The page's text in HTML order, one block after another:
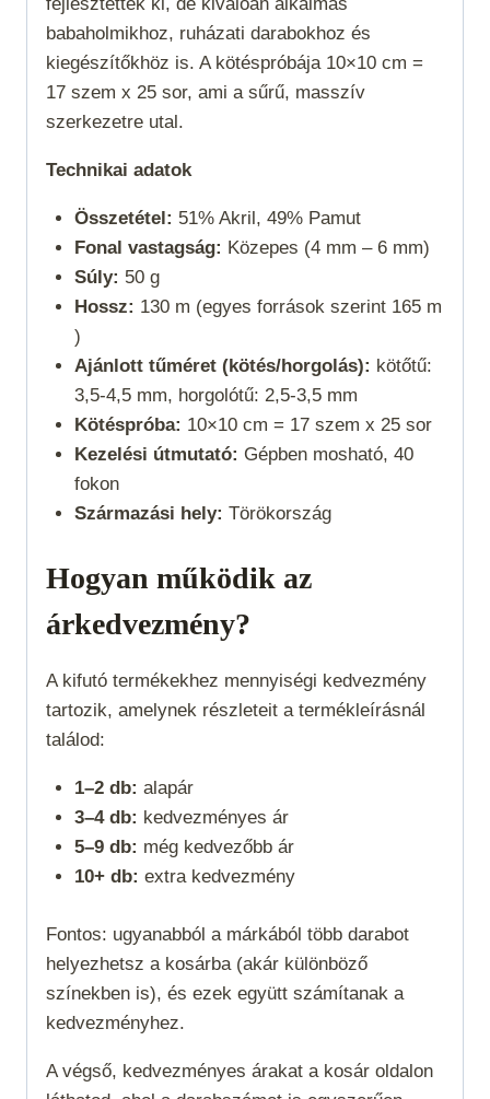
babaholmikhoz, ruházati darabokhoz és
kiegészítőkhöz is. A kötéspróbája 10×10 cm =
17 szem x 25 sor, ami a sűrű, masszív
szerkezetre utal.
Technikai adatok
Összetétel: 51% Akril, 49% Pamut
Fonal vastagság: Közepes (4 mm – 6 mm)
Súly: 50 g
Hossz: 130 m (egyes források szerint 165 m
)
Ajánlott tűméret (kötés/horgolás): kötőtű:
3,5-4,5 mm, horgolótű: 2,5-3,5 mm
Kötéspróba: 10×10 cm = 17 szem x 25 sor
Kezelési útmutató: Gépben mosható, 40
fokon
Származási hely: Törökország
Hogyan működik az
árkedvezmény?
A kifutó termékekhez mennyiségi kedvezmény
tartozik, amelynek részleteit a termékleírásnál
találod:
1–2 db: alapár
3–4 db: kedvezményes ár
5–9 db: még kedvezőbb ár
10+ db: extra kedvezmény
Fontos: ugyanabból a márkából több darabot
helyezhetsz a kosárba (akár különböző
színekben is), és ezek együtt számítanak a
kedvezményhez.
A végső, kedvezményes árakat a kosár oldalon